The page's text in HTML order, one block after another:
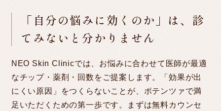
「自分の悩みに効くのか」は、診
てみないと分かりません
NEO Skin Clinicでは、お悩みに合わせて医師が最適
なチップ・薬剤・回数をご提案します。「効果が出
にくい原因」をつくらないことが、ポテンツァで満
足いただくための第一歩です。まずは無料カウンセ